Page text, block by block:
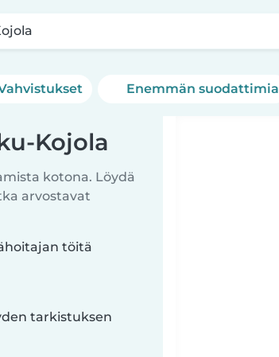
Enemmän suodattimia
Kojola
kotona. Löydä
arvostavat
töitä
tarkistuksen